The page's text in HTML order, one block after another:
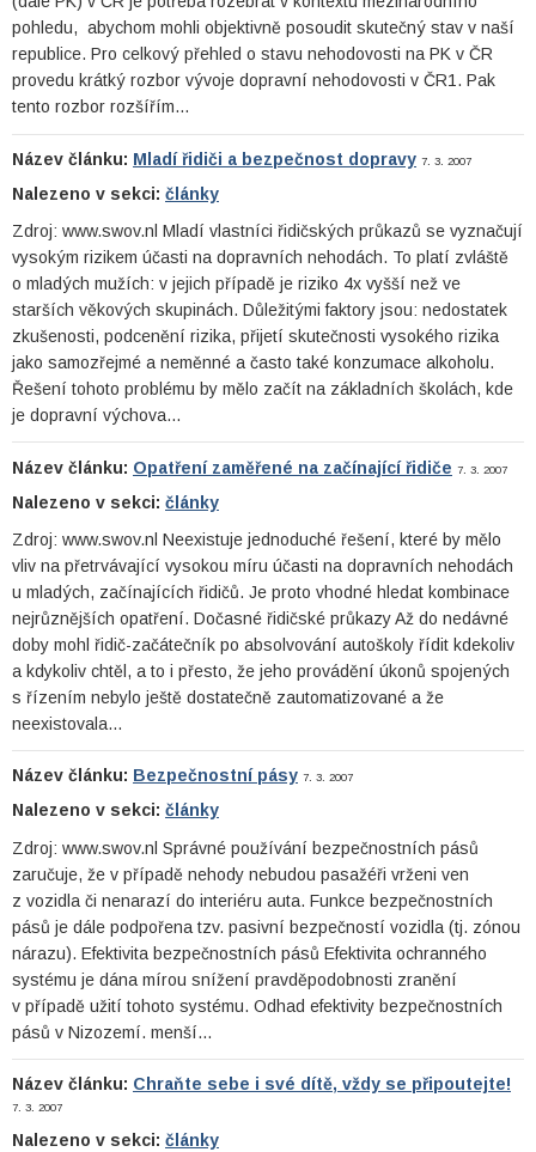
pohledu, abychom mohli objektivně posoudit skutečný stav v naší
republice. Pro celkový přehled o stavu nehodovosti na PK v ČR
provedu krátký rozbor vývoje dopravní nehodovosti v ČR1. Pak
tento rozbor rozšířím…
Název článku: Mladí řidiči a bezpečnost dopravy 7. 3. 2007
Nalezeno v sekci: články
Zdroj: www.swov.nl Mladí vlastníci řidičských průkazů se vyznačují
vysokým rizikem účasti na dopravních nehodách. To platí zvláště
o mladých mužích: v jejich případě je riziko 4x vyšší než ve
starších věkových skupinách. Důležitými faktory jsou: nedostatek
zkušenosti, podcenění rizika, přijetí skutečnosti vysokého rizika
jako samozřejmé a neměnné a často také konzumace alkoholu.
Řešení tohoto problému by mělo začít na základních školách, kde
je dopravní výchova…
Název článku: Opatření zaměřené na začínající řidiče 7. 3. 2007
Nalezeno v sekci: články
Zdroj: www.swov.nl Neexistuje jednoduché řešení, které by mělo
vliv na přetrvávající vysokou míru účasti na dopravních nehodách
u mladých, začínajících řidičů. Je proto vhodné hledat kombinace
nejrůznějších opatření. Dočasné řidičské průkazy Až do nedávné
doby mohl řidič-začátečník po absolvování autoškoly řídit kdekoliv
a kdykoliv chtěl, a to i přesto, že jeho provádění úkonů spojených
s řízením nebylo ještě dostatečně zautomatizované a že
neexistovala…
Název článku: Bezpečnostní pásy 7. 3. 2007
Nalezeno v sekci: články
Zdroj: www.swov.nl Správné používání bezpečnostních pásů
zaručuje, že v případě nehody nebudou pasažéři vrženi ven
z vozidla či nenarazí do interiéru auta. Funkce bezpečnostních
pásů je dále podpořena tzv. pasivní bezpečností vozidla (tj. zónou
nárazu). Efektivita bezpečnostních pásů Efektivita ochranného
systému je dána mírou snížení pravděpodobnosti zranění
v případě užití tohoto systému. Odhad efektivity bezpečnostních
pásů v Nizozemí. menší…
Název článku: Chraňte sebe i své dítě, vždy se připoutejte!
7. 3. 2007
Nalezeno v sekci: články